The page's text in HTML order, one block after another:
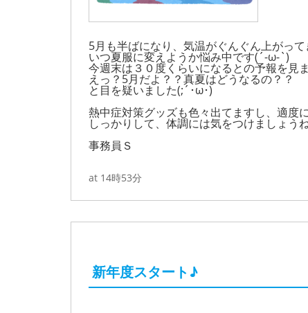
5月も半ばになり、気温がぐんぐん上がって
いつ夏服に変えようか悩み中です(´-ω-`)
今週末は３０度くらいになるとの予報を見ま
えっ？5月だよ？？真夏はどうなるの？？
と目を疑いました(;´･ω･)
熱中症対策グッズも色々出てますし、適度
しっかりして、体調には気をつけましょう
事務員Ｓ
at 14時53分
新年度スタート♪